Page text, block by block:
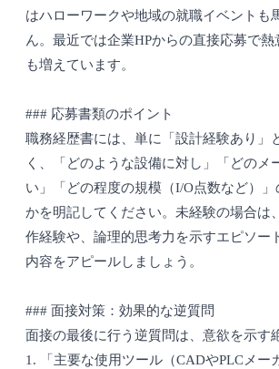
はハローワークや地域の就職イベントも
ん。最近では企業HPからの直接応募で
も増えています。
### 応募書類のポイント
職務経歴書には、単に「設計経験あり」
く、「どのような設備に対し」「どのメ
い」「どの程度の規模（I/O点数など）」
かを明記してください。未経験の場合は
作経験や、論理的思考力を示すエピソー
内容をアピールしましょう。
### 面接対策：効果的な逆質問
面接の最後に行う逆質問は、意欲を示す
1. 「主要な使用ツール（CADやPLCメー